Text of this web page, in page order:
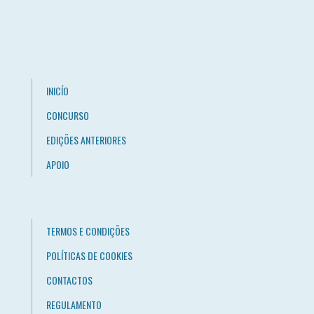
INICÍO
CONCURSO
EDIÇÕES ANTERIORES
APOIO
TERMOS E CONDIÇÕES
POLÍTICAS DE COOKIES
CONTACTOS
REGULAMENTO